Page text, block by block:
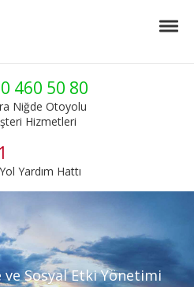
460 50 80
Niğde Otoyolu
Hizmetleri
Yardım Hattı
ve Sosyal Etki Yönetimi